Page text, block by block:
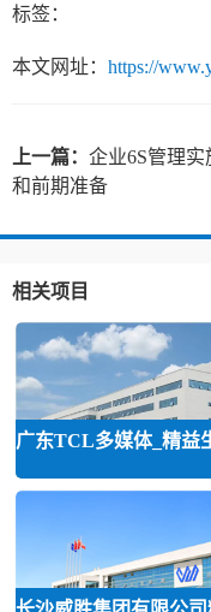
标签：
本文网址： https://
上一篇： 企业6S管理实
和前期准备
相关项目